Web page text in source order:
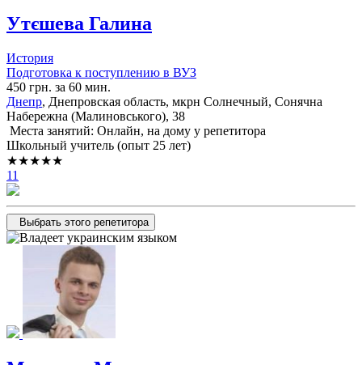
Утєшева Галина
История
Подготовка к поступлению в ВУЗ
450 грн. за 60 мин.
Днепр, Днепровская область, мкрн Солнечный, Сонячна
Набережна (Малиновського), 38
Места занятий: Онлайн, на дому у репетитора
Школьный учитель (опыт 25 лет)
★★★★★
11
Выбрать этого репетитора